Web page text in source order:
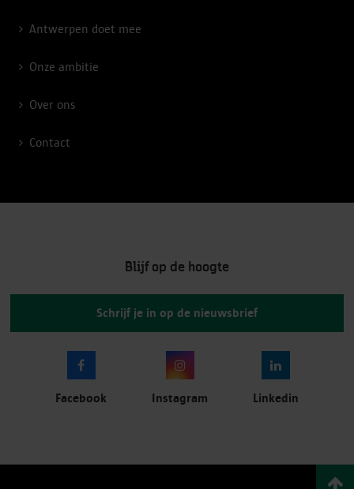
Antwerpen doet mee
Onze ambitie
Over ons
Contact
Blijf op de hoogte
Schrijf je in op de nieuwsbrief
Facebook Instagram Linkedin